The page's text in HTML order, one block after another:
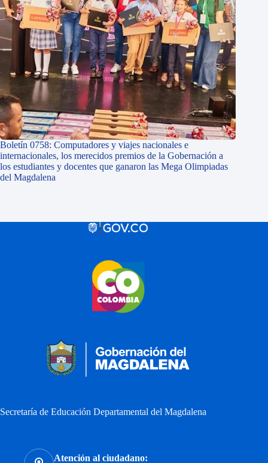
Boletín 0758: Computadores y viajes nacionales e
internacionales, los merecidos premios de la Gobernación a
los estudiantes y docentes que ganaron las Mega Olimpiadas
del Magdalena
Secretaría de Educación Departamental del Magdalena
Atención al ciudadano: